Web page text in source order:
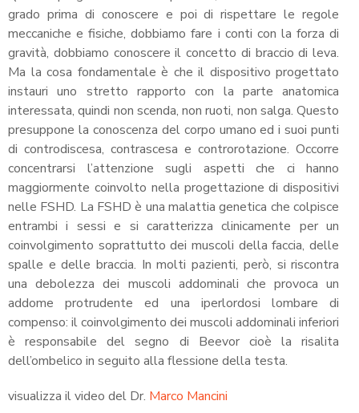
grado prima di conoscere e poi di rispettare le regole
meccaniche e fisiche, dobbiamo fare i conti con la forza di
gravità, dobbiamo conoscere il concetto di braccio di leva.
Ma la cosa fondamentale è che il dispositivo progettato
instauri uno stretto rapporto con la parte anatomica
interessata, quindi non scenda, non ruoti, non salga. Questo
presuppone la conoscenza del corpo umano ed i suoi punti
di controdiscesa, contrascesa e controrotazione. Occorre
concentrarsi l’attenzione sugli aspetti che ci hanno
maggiormente coinvolto nella progettazione di dispositivi
nelle FSHD. La FSHD è una malattia genetica che colpisce
entrambi i sessi e si caratterizza clinicamente per un
coinvolgimento soprattutto dei muscoli della faccia, delle
spalle e delle braccia. In molti pazienti, però, si riscontra
una debolezza dei muscoli addominali che provoca un
addome protrudente ed una iperlordosi lombare di
compenso: il coinvolgimento dei muscoli addominali inferiori
è responsabile del segno di Beevor cioè la risalita
dell’ombelico in seguito alla flessione della testa.
visualizza il video del Dr. Marco Mancini